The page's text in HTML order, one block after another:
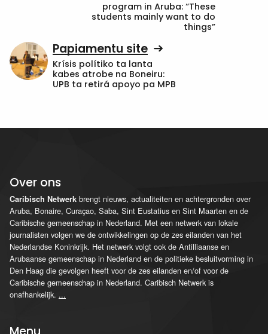
program in Aruba: “These
students mainly want to do
things”
Papiamentu site
Krísis polítiko ta lanta
kabes atrobe na Boneiru:
UPB ta retirá apoyo pa MPB
Over ons
Caribisch Netwerk brengt nieuws, actualiteiten en achtergronden over
Aruba, Bonaire, Curaçao, Saba, Sint Eustatius en Sint Maarten en de
Caribische gemeenschap in Nederland. Met een netwerk van lokale
journalisten volgen we de ontwikkelingen op de zes eilanden van het
Nederlandse Koninkrijk. Het netwerk volgt ook de Antilliaanse en
Arubaanse gemeenschap in Nederland en de politieke besluitvorming in
Den Haag die gevolgen heeft voor de zes eilanden en/of voor de
Caribische gemeenschap in Nederland. Caribisch Netwerk is
onafhankelijk. ...